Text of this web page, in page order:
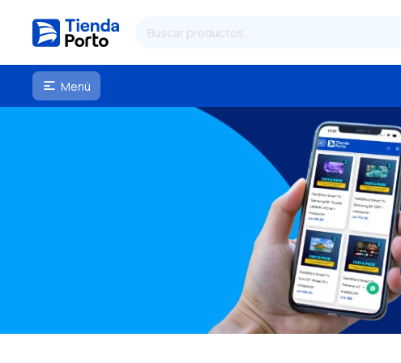
 Menú